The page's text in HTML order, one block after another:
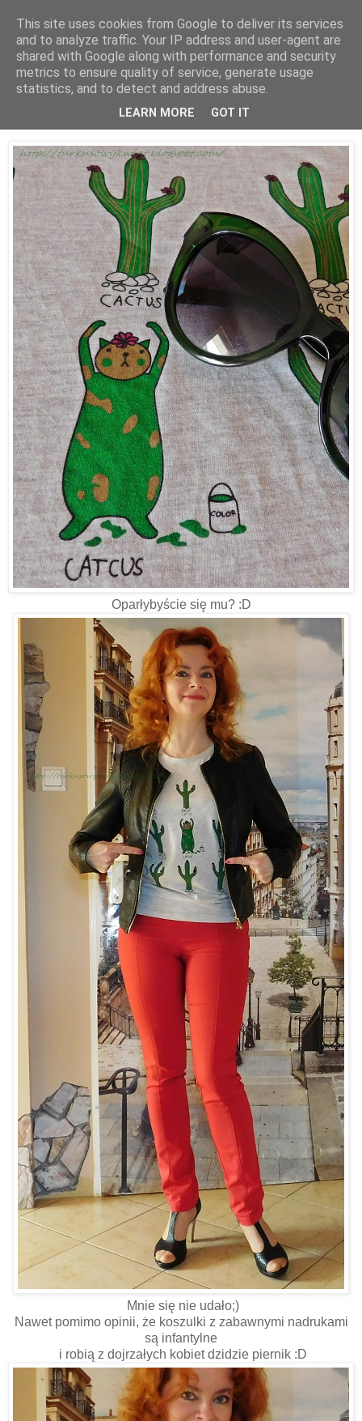
29 marca 2017
Cactus - Catcus
Oparłybyście się mu? :D
Mnie się nie udało;)
Nawet pomimo opinii, że koszulki z zabawnymi nadrukami
są infantylne
i robią z dojrzałych kobiet dzidzie piernik :D
This site uses cookies from Google to deliver its services
and to analyze traffic. Your IP address and user-agent are
shared with Google along with performance and security
metrics to ensure quality of service, generate usage
statistics, and to detect and address abuse.
LEARN MORE GOT IT